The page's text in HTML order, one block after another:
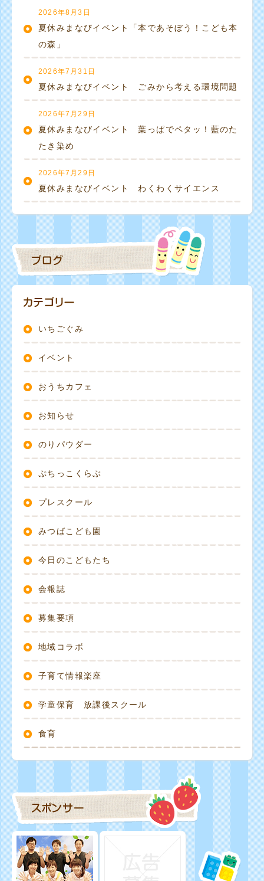
2026年8月3日
夏休みまなびイベント「本であそぼう！こども本
の森」
2026年7月31日
夏休みまなびイベント ごみから考える環境問題
2026年7月29日
夏休みまなびイベント 葉っぱでペタッ！藍のた
たき染め
2026年7月29日
夏休みまなびイベント わくわくサイエンス
いちごぐみ
イベント
おうちカフェ
お知らせ
のりパウダー
ぷちっこくらぶ
プレスクール
みつばこども園
今日のこどもたち
会報誌
募集要項
地域コラボ
子育て情報楽座
学童保育 放課後スクール
食育